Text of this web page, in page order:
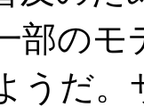
部のモ
うだ